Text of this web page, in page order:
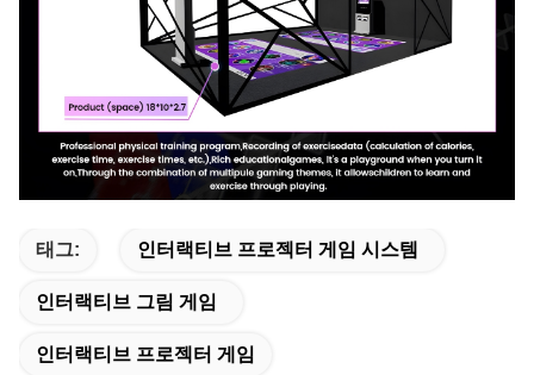
태그: 인터랙티브 프로젝터 게임 시스템
인터랙티브 그림 게임
인터랙티브 프로젝터 게임